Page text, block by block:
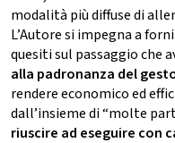
modalità più diffuse di
L’Autore si impegna a
quesiti sul passaggio che
alla padronanza del
rendere economico ed
dall’insieme di “molte
riuscire ad eseguire con